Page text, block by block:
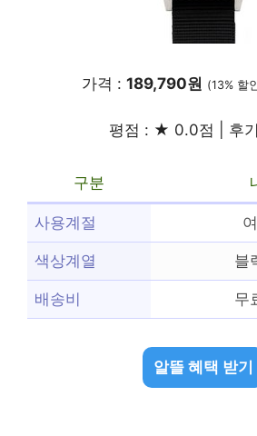
가격 : 189,790원 (13% 할
평점 : ★ 0.0점 | 후
구분
사용계절
색상계열 블
배송비 무
알뜰 혜택 받기